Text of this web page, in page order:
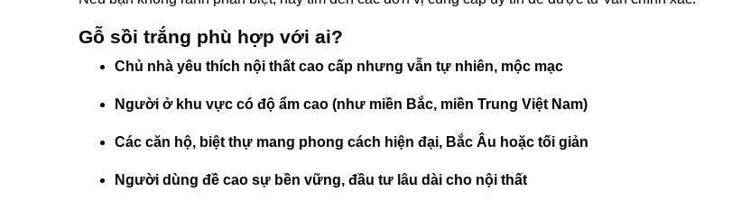
Gỗ sồi trắng phù hợp với ai?
Chủ nhà yêu thích nội thất cao cấp nhưng vẫn tự nhiên, mộc mạc
Người ở khu vực có độ ẩm cao (như miền Bắc, miền Trung Việt Nam)
Các căn hộ, biệt thự mang phong cách hiện đại, Bắc Âu hoặc tối giản
Người dùng đề cao sự bền vững, đầu tư lâu dài cho nội thất